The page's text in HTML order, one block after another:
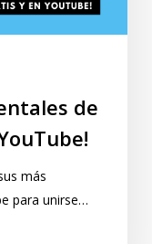
de
más
para unirse…